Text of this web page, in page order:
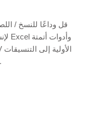
قل وداعًا للنسخ /
المطلوبة في ثوانٍ.